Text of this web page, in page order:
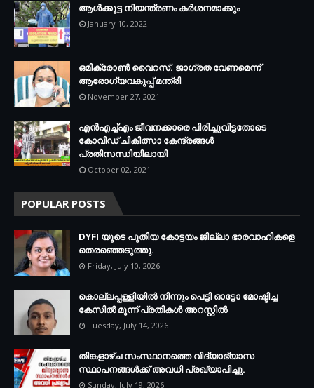
ആള്‍ക്കൂട്ട നിയന്ത്രണം കര്‍ശനമാക്കും
January 10, 2022
ഒമിക്രോണ്‍ വൈറസ്. ജാഗ്രത വേണമെന്ന്
ആരോഗ്യവകുപ്പ് മന്ത്രി
November 27, 2021
എന്‍എച്ച്എം ജീവനക്കാരെ പിരിച്ചുവിട്ടതോടെ
കോവിഡ് ചികിത്സാ കേന്ദ്രങ്ങള്‍
പ്രതിസന്ധിയിലായി
October 02, 2021
POPULAR POSTS
DYFI യുടെ പുതിയ കോട്ടയം ജില്ലാ ഭാരവാഹികളെ
തെരഞ്ഞെടുത്തു.
Friday, July 10, 2026
കൊല്ലപ്പള്ളിയില്‍ നിന്നും പെട്ടി ഓട്ടോ മോഷ്ടിച്ച
കേസില്‍ മൂന്ന് പ്രതികള്‍ അറസ്റ്റില്‍
Tuesday, July 14, 2026
തിങ്കളാഴ്ച സംസ്ഥാനത്തെ വിദ്യാഭ്യാസ
സ്ഥാപനങ്ങള്‍ക്ക് അവധി പ്രഖ്യാപിച്ചു.
Sunday, July 19, 2026